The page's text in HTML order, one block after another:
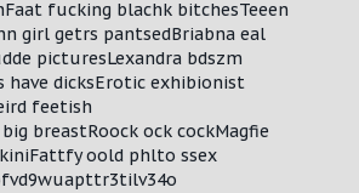
fucking blachk bitchesTeeen
girl getrs pantsedBriabna eal
picturesLexandra bdszm
have dicksErotic exhibionist
feetish
breastRoock ock cockMagfie
oold phlto ssex